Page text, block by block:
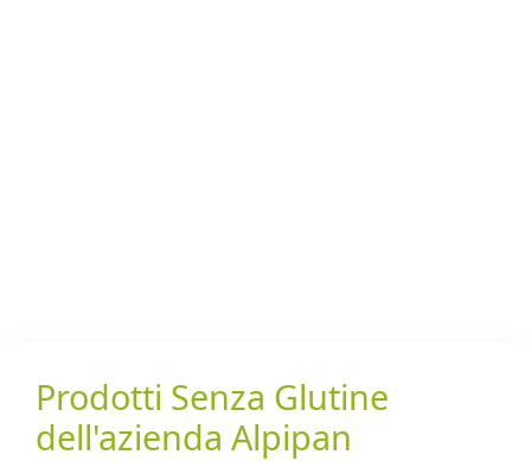
Prodotti Senza Glutine
dell'azienda Alpipan